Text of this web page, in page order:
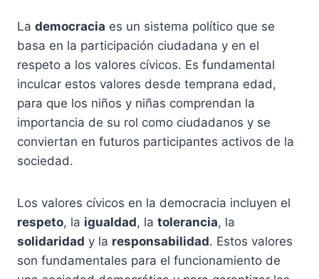
La democracia es un sistema político que se
basa en la participación ciudadana y en el
respeto a los valores cívicos. Es fundamental
inculcar estos valores desde temprana edad,
para que los niños y niñas comprendan la
importancia de su rol como ciudadanos y se
conviertan en futuros participantes activos de la
sociedad.
Los valores cívicos en la democracia incluyen el
respeto, la igualdad, la tolerancia, la
solidaridad y la responsabilidad. Estos valores
son fundamentales para el funcionamiento de